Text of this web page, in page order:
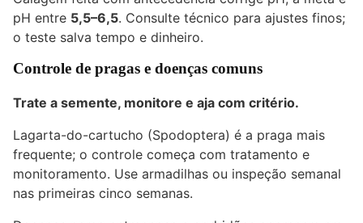
pH entre 5,5–6,5. Consulte técnico para ajustes finos;
o teste salva tempo e dinheiro.
Controle de pragas e doenças comuns
Trate a semente, monitore e aja com critério.
Lagarta-do-cartucho (Spodoptera) é a praga mais
frequente; o controle começa com tratamento e
monitoramento. Use armadilhas ou inspeção semanal
nas primeiras cinco semanas.